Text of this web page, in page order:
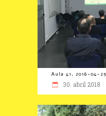
Aula 41, 2018-04-
30. abril 2018